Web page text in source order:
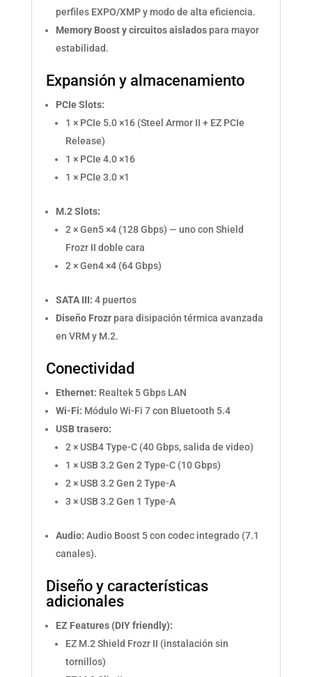
perfiles EXPO/XMP y modo de alta eficiencia.
Memory Boost y circuitos aisladospara mayor
estabilidad.
Expansión y almacenamiento
PCIe Slots:
1 × PCIe 5.0 ×16 (Steel Armor II + EZ PCIe
Release)
1 × PCIe 4.0 ×16
1 × PCIe 3.0 ×1
M.2 Slots:
2 × Gen5 ×4 (128 Gbps) — uno con Shield
Frozr II doble cara
2 × Gen4 ×4 (64 Gbps)
SATA III: 4 puertos
Diseño Frozrpara disipación térmica avanzada
en VRM y M.2.
Conectividad
Ethernet: Realtek 5 Gbps LAN
Wi-Fi: Módulo Wi-Fi 7 con Bluetooth 5.4
USB trasero:
2 × USB4 Type-C (40 Gbps, salida de video)
1 × USB 3.2 Gen 2 Type-C (10 Gbps)
2 × USB 3.2 Gen 2 Type-A
3 × USB 3.2 Gen 1 Type-A
Audio: Audio Boost 5 con codec integrado (7.1
canales).
Diseño y características
adicionales
EZ Features (DIY friendly):
EZ M.2 Shield Frozr II (instalación sin
tornillos)